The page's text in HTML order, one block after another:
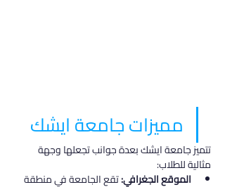
مميزات جامعة ايشك
تتميز جامعة ايشك بعدة جوانب تجعلها وجهة
مثالية للطلاب:
الموقع الجغرافي: تقع الجامعة في منطقة